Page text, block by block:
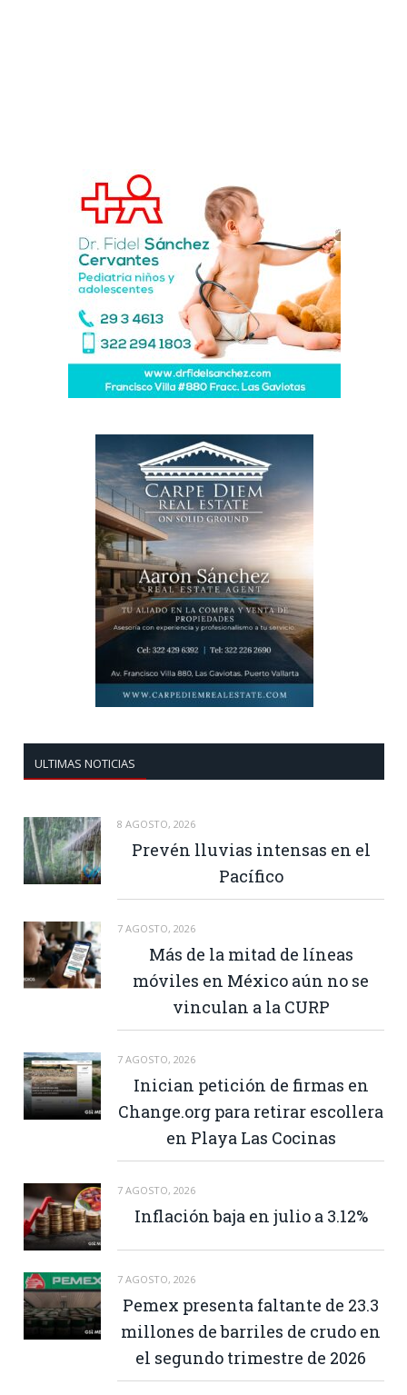
ULTIMAS NOTICIAS
8 AGOSTO, 2026
Prevén lluvias intensas en el
Pacífico
7 AGOSTO, 2026
Más de la mitad de líneas
móviles en México aún no se
vinculan a la CURP
7 AGOSTO, 2026
Inician petición de firmas en
Change.org para retirar escollera
en Playa Las Cocinas
7 AGOSTO, 2026
Inflación baja en julio a 3.12%
7 AGOSTO, 2026
Pemex presenta faltante de 23.3
millones de barriles de crudo en
el segundo trimestre de 2026